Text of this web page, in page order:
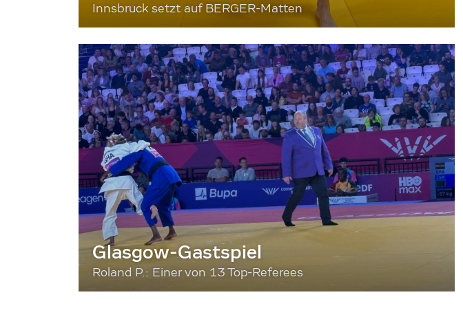
Innsbruck setzt auf BERGER-Matten
Glasgow-Gastspiel
Roland P.: Einer von 13 Top-Referees